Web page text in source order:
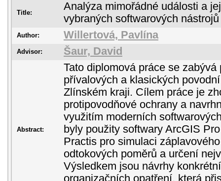
Title:
Analýza mimořádné události a
vybraných softwarových nástrojů
Author: Willertová, Pavlína
Advisor: Šaur, David
Abstract:
Tato diplomová práce se zabývá
přívalových a klasických
Zlínském kraji. Cílem práce je
protipovodňové ochrany a
využitím moderních
byly použity softwary ArcGIS
Practis pro simulaci
odtokových poměrů a určení
Výsledkem jsou návrhy
organizačních opatření, která